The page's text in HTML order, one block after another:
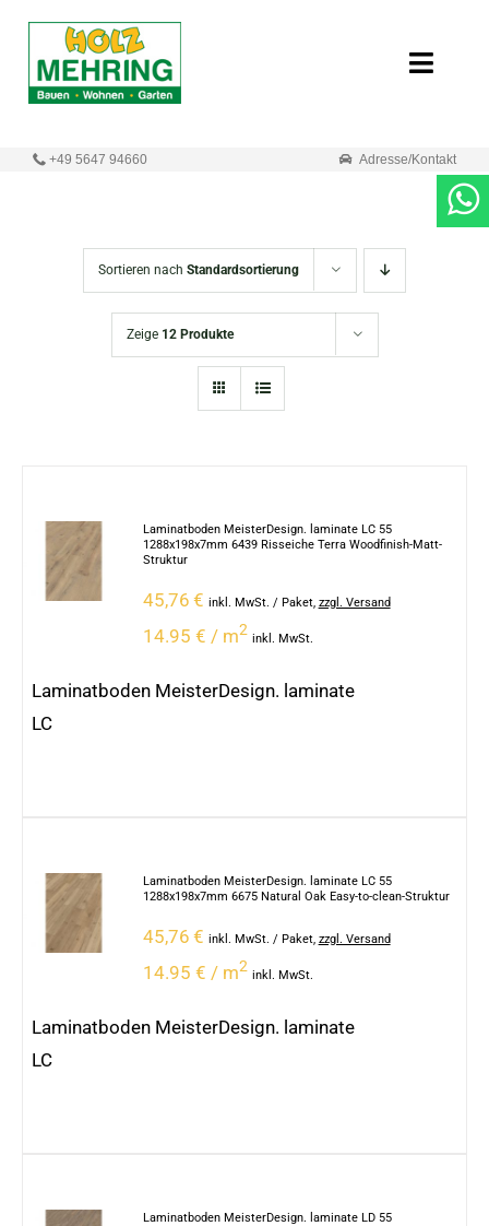
springen
Toggle
Neuigkeiten
+49 5647 94660 Adresse/Kontakt
Sortieren nach Standardsortierung
Zeige 12 Produkte
Laminatboden MeisterDesign. laminate LC 55
1288x198x7mm 6439 Risseiche Terra Woodfinish-Matt-
Struktur
45,76 € inkl. MwSt. / Paket, zzgl. Versand
14.95 € / m2
inkl. MwSt.
Laminatboden MeisterDesign. laminate
LC
Laminatboden MeisterDesign. laminate LC 55
1288x198x7mm 6675 Natural Oak Easy-to-clean-Struktur
45,76 € inkl. MwSt. / Paket, zzgl. Versand
14.95 € / m2
inkl. MwSt.
Laminatboden MeisterDesign. laminate
LC
Laminatboden MeisterDesign. laminate LD 55